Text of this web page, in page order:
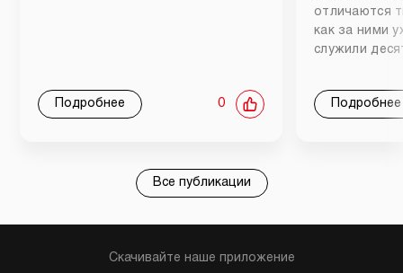
Подробнее 0
отличаются
как за ними
служили
Подробнее
Все публикации
Скачивайте наше приложение